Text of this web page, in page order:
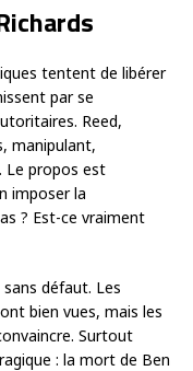
tentent de libérer
par se
Reed,
manipulant,
Le propos est
imposer la
? Est-ce vraiment
sans défaut. Les
bien vues, mais les
Surtout
: la mort de Ben